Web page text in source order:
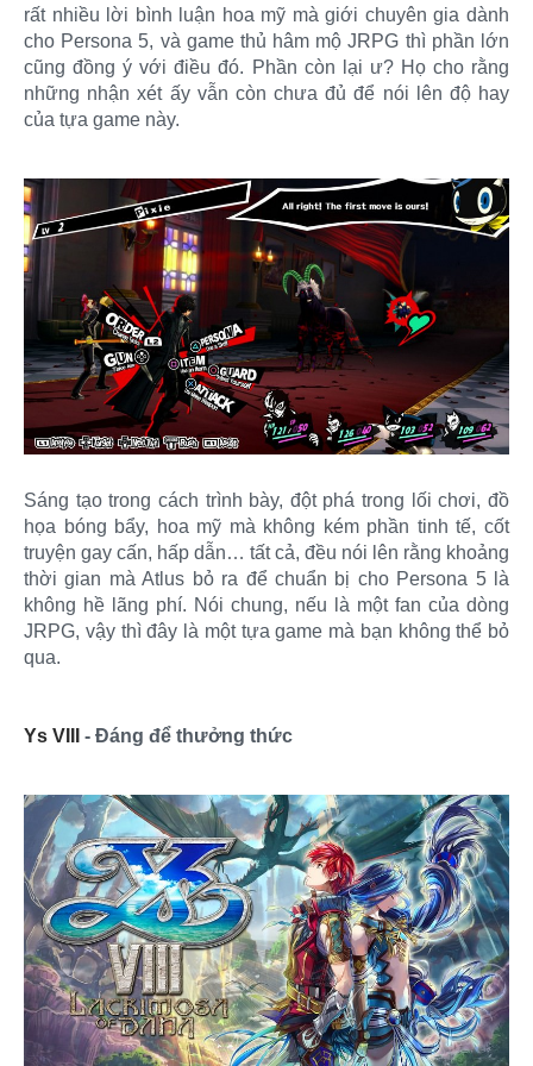
rất nhiều lời bình luận hoa mỹ mà giới chuyên gia dành
cho Persona 5, và game thủ hâm mộ JRPG thì phần lớn
cũng đồng ý với điều đó. Phần còn lại ư? Họ cho rằng
những nhận xét ấy vẫn còn chưa đủ để nói lên độ hay
của tựa game này.
Sáng tạo trong cách trình bày, đột phá trong lối chơi, đồ
họa bóng bẩy, hoa mỹ mà không kém phần tinh tế, cốt
truyện gay cấn, hấp dẫn… tất cả, đều nói lên rằng khoảng
thời gian mà Atlus bỏ ra để chuẩn bị cho Persona 5 là
không hề lãng phí. Nói chung, nếu là một fan của dòng
JRPG, vậy thì đây là một tựa game mà bạn không thể bỏ
qua.
Ys VIII - Đáng để thưởng thức